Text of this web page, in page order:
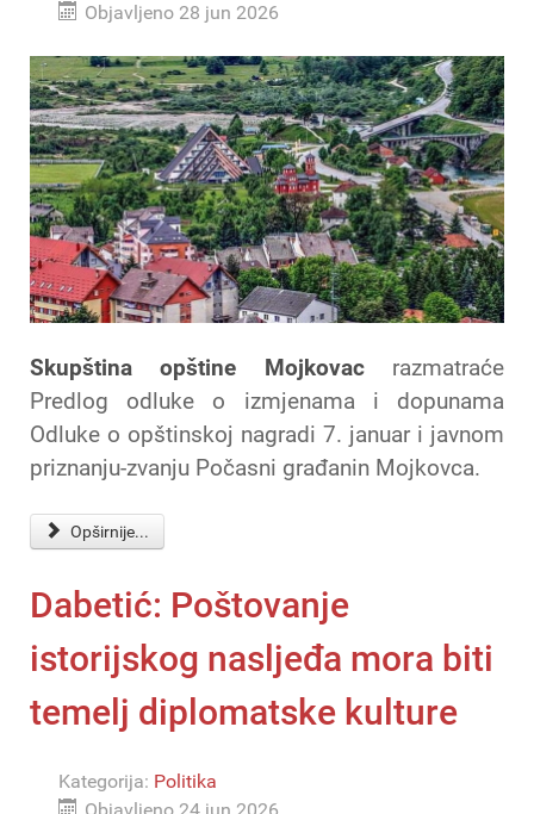
Objavljeno 28 jun 2026
Skupština opštine Mojkovacrazmatraće
Predlog odluke o izmjenama i dopunama
Odluke o opštinskoj nagradi 7. januar i javnom
priznanju-zvanju Počasni građanin Mojkovca.
Opširnije...
Dabetić: Poštovanje
istorijskog nasljeđa mora biti
temelj diplomatske kulture
Kategorija: Politika